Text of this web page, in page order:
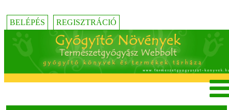
BELÉPÉS REGISZTRÁCIÓ